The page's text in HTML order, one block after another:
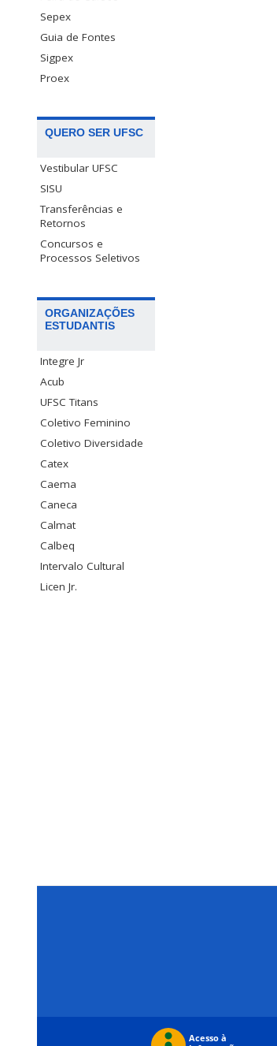
Sepex
Guia de Fontes
Sigpex
Proex
QUERO SER UFSC
Vestibular UFSC
SISU
Transferências e
Retornos
Concursos e
Processos Seletivos
ORGANIZAÇÕES
ESTUDANTIS
Integre Jr
Acub
UFSC Titans
Coletivo Feminino
Coletivo Diversidade
Catex
Caema
Caneca
Calmat
Calbeq
Intervalo Cultural
Licen Jr.